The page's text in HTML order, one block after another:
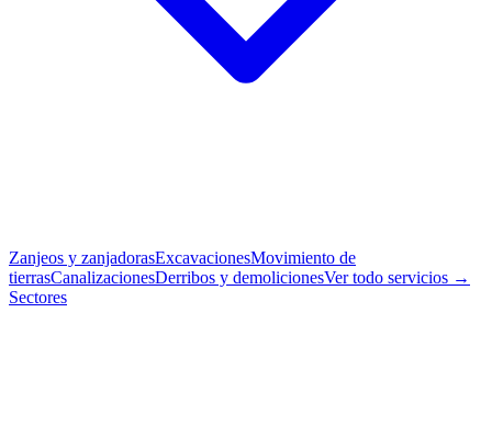
Zanjeos y zanjadorasExcavacionesMovimiento de
tierrasCanalizacionesDerribos y demolicionesVer todo servicios →
Sectores